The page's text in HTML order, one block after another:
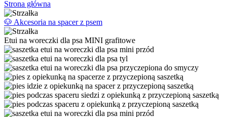
Strona główna
🐶 Akcesoria na spacer z psem
Etui na woreczki dla psa MINI grafitowe